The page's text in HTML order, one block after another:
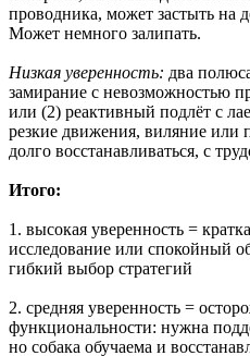
проводника, может застыть на
Может немного залипать.
Низкая уверенность: два
замирание с невозможностью
или (2) реактивный подлёт с
резкие движения, виляние
долго восстанавливаться, с
Итого:
1. высокая уверенность =
исследование или спокойный
гибкий выбор стратегий
2. средняя уверенность =
функциональности: нужна
но собака обучаема и